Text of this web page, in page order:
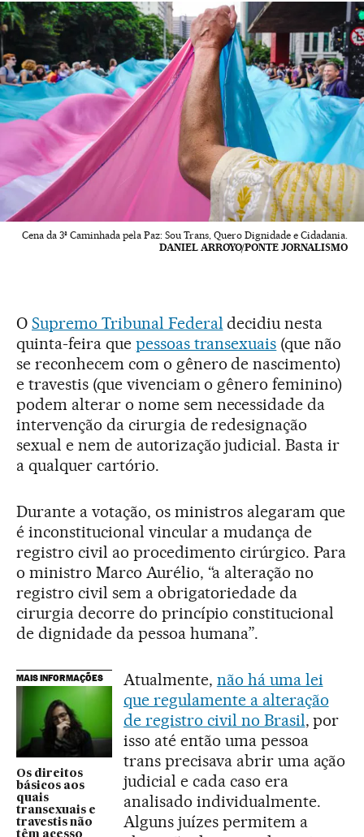
Cena da 3ª Caminhada pela Paz: Sou Trans, Quero Dignidade e Cidadania.
DANIEL ARROYO/PONTE JORNALISMO
O Supremo Tribunal Federal decidiu nesta
quinta-feira que pessoas transexuais (que não
se reconhecem com o gênero de nascimento)
e travestis (que vivenciam o gênero feminino)
podem alterar o nome sem necessidade da
intervenção da cirurgia de redesignação
sexual e nem de autorização judicial. Basta ir
a qualquer cartório.
Durante a votação, os ministros alegaram que
é inconstitucional vincular a mudança de
registro civil ao procedimento cirúrgico. Para
o ministro Marco Aurélio, “a alteração no
registro civil sem a obrigatoriedade da
cirurgia decorre do princípio constitucional
de dignidade da pessoa humana”.
MAIS INFORMAÇÕES
Os direitos
básicos aos
quais
transexuais e
travestis não
Atualmente, não há uma lei
que regulamente a alteração
de registro civil no Brasil, por
isso até então uma pessoa
trans precisava abrir uma ação
judicial e cada caso era
analisado individualmente.
Alguns juízes permitem a